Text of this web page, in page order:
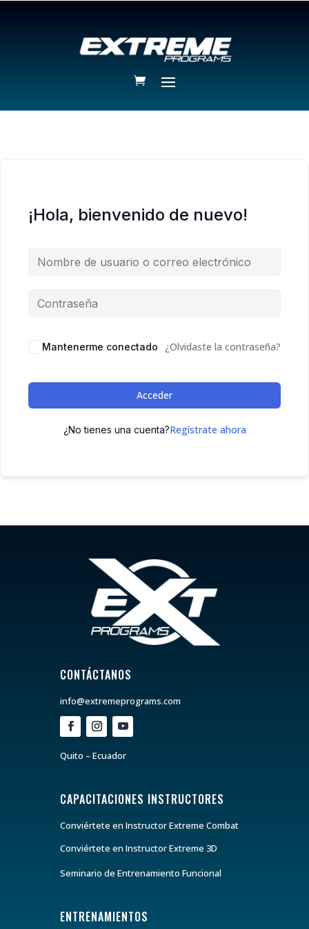
¡Hola, bienvenido de nuevo!
Mantenerme conectado ¿Olvidaste la contraseña?
Acceder
¿No tienes una cuenta?Regístrate ahora
CONTÁCTANOS
info@extremeprograms.com
Quito – Ecuador
CAPACITACIONES INSTRUCTORES
Conviértete en Instructor Extreme Combat
Conviértete en Instructor Extreme 3D
Seminario de Entrenamiento Funcional
ENTRENAMIENTOS